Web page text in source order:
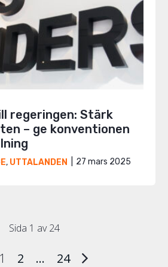
regeringen: Stärk
– ge konventionen
, UTTALANDEN 27 mars 2025
Sida 1 av 24
1 2 … 24